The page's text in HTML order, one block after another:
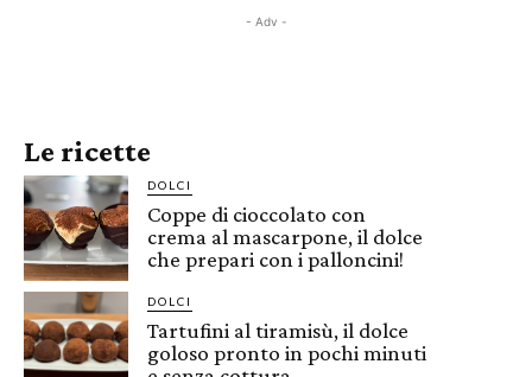
- Adv -
Le ricette
DOLCI
Coppe di cioccolato con
crema al mascarpone, il dolce
che prepari con i palloncini!
DOLCI
Tartufini al tiramisù, il dolce
goloso pronto in pochi minuti